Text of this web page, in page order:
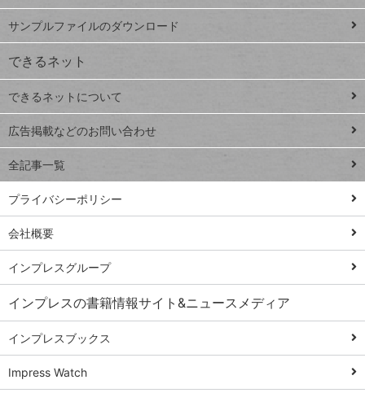
iPhone
VLOOKUP
close
閉じ
る
ジ
連載
Excel Q&A
トイアンナ流仕
事術
PowerAutomate
ではじめる業務
の完全自動化
AI議事録作成術
Windows 11
Q&A
Teams踏み込み
活用術
Excel講師の仕事
術
サンプルファイルのダウンロード
できるネット
できるネットについて
広告掲載などのお問い合わせ
全記事一覧
プライバシーポリシー
会社概要
インプレスグループ
インプレスの書籍情報サイト&ニュースメディア
インプレスブックス
Impress Watch